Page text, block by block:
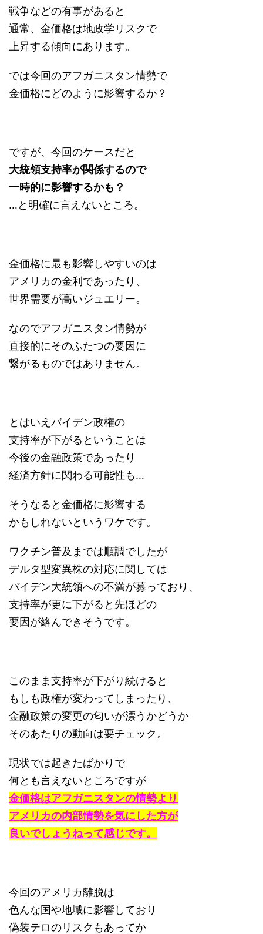
戦争などの有事があると
通常、金価格は地政学リスクで
上昇する傾向にあります。
では今回のアフガニスタン情勢で
金価格にどのように影響するか？
ですが、今回のケースだと
大統領支持率が関係するので
一時的に影響するかも？
…と明確に言えないところ。
金価格に最も影響しやすいのは
アメリカの金利であったり、
世界需要が高いジュエリー。
なのでアフガニスタン情勢が
直接的にそのふたつの要因に
繋がるものではありません。
とはいえバイデン政権の
支持率が下がるということは
今後の金融政策であったり
経済方針に関わる可能性も…
そうなると金価格に影響する
かもしれないというワケです。
ワクチン普及までは順調でしたが
デルタ型変異株の対応に関しては
バイデン大統領への不満が募っており、
支持率が更に下がると先ほどの
要因が絡んできそうです。
このまま支持率が下がり続けると
もしも政権が変わってしまったり、
金融政策の変更の匂いが漂うかどうか
そのあたりの動向は要チェック。
現状では起きたばかりで
何とも言えないところですが
金価格はアフガニスタンの情勢より
アメリカの内部情勢を気にした方が
良いでしょうねって感じです。
今回のアメリカ離脱は
色んな国や地域に影響しており
偽装テロのリスクもあってか